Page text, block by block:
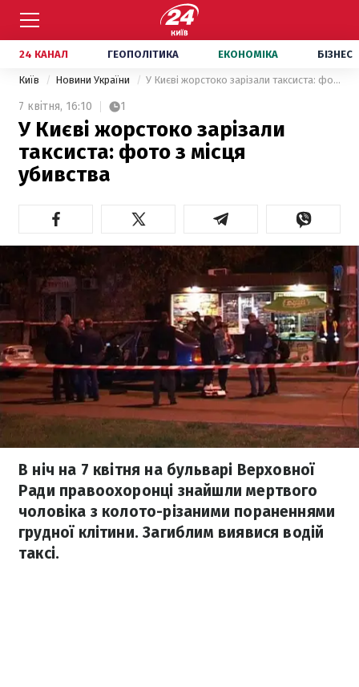
24 КАНАЛ ГЕОПОЛІТИКА ЕКОНОМІКА БІЗНЕС
Київ Новини України У Києві жорстоко зарізали таксиста: фото з місця убивства
7 квітня, 16:10 1
У Києві жорстоко зарізали
таксиста: фото з місця
убивства
В ніч на 7 квітня на бульварі Верховної
Ради правоохоронці знайшли мертвого
чоловіка з колото-різаними пораненнями
грудної клітини. Загиблим виявися водій
таксі.